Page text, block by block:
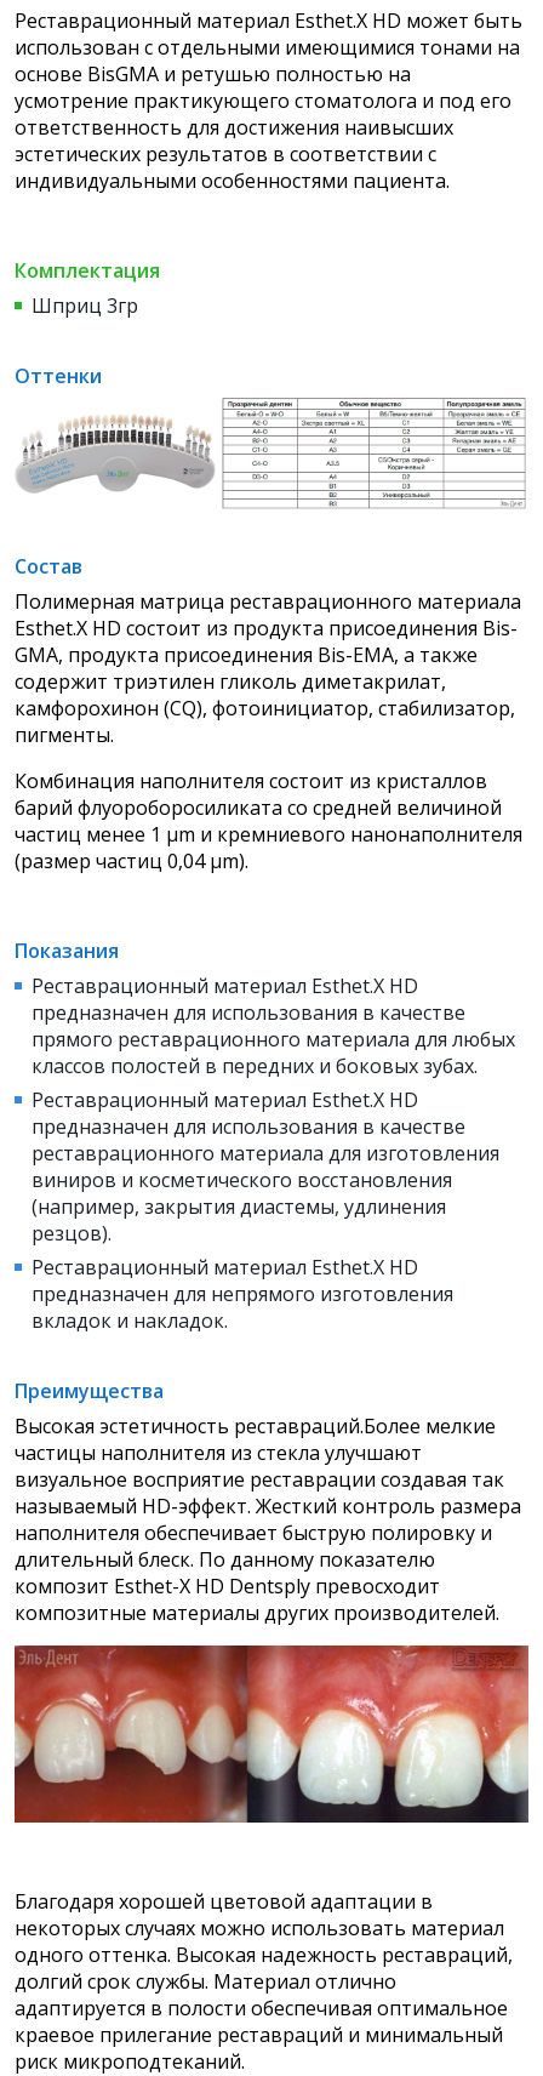
Реставрационный материал Esthet.X HD может быть
использован с отдельными имеющимися тонами на
основе BisGMA и ретушью полностью на
усмотрение практикующего стоматолога и под его
ответственность для достижения наивысших
эстетических результатов в соответствии с
индивидуальными особенностями пациента.
Комплектация
Шприц 3гр
Оттенки
Состав
Полимерная матрица реставрационного материала
Esthet.X HD состоит из продукта присоединения Bis-
GMA, продукта присоединения Bis-EMA, а также
содержит триэтилен гликоль диметакрилат,
камфорохинон (CQ), фотоинициатор, стабилизатор,
пигменты.
Комбинация наполнителя состоит из кристаллов
барий флуороборосиликата со средней величиной
частиц менее 1 µm и кремниевого нанонаполнителя
(размер частиц 0,04 µm).
Показания
Реставрационный материал Esthet.X HD
предназначен для использования в качестве
прямого реставрационного материала для любых
классов полостей в передних и боковых зубах.
Реставрационный материал Esthet.X HD
предназначен для использования в качестве
реставрационного материала для изготовления
виниров и косметического восстановления
(например, закрытия диастемы, удлинения
резцов).
Реставрационный материал Esthet.X HD
предназначен для непрямого изготовления
вкладок и накладок.
Преимущества
Высокая эстетичность реставраций.Более мелкие
частицы наполнителя из стекла улучшают
визуальное восприятие реставрации создавая так
называемый HD-эффект. Жесткий контроль размера
наполнителя обеспечивает быструю полировку и
длительный блеск. По данному показателю
композит Esthet-X HD Dentsply превосходит
композитные материалы других производителей.
Благодаря хорошей цветовой адаптации в
некоторых случаях можно использовать материал
одного оттенка. Высокая надежность реставраций,
долгий срок службы. Материал отлично
адаптируется в полости обеспечивая оптимальное
краевое прилегание реставраций и минимальный
риск микроподтеканий.